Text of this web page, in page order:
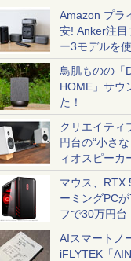
Amazon プラ
安! Anker注目
ー3モデルを
鳥肌ものの「
HOME」サウ
た！
クリエイティ
円台の“小さ
ィオスピーカ
マウス、RTX
ーミングPC
フで30万円台
AIスマートノ
iFLYTEK「